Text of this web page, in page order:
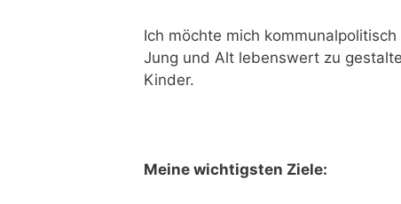
Ich möchte mich
Jung und Alt lebenswert zu
Kinder.
Meine wichtigsten Ziele: